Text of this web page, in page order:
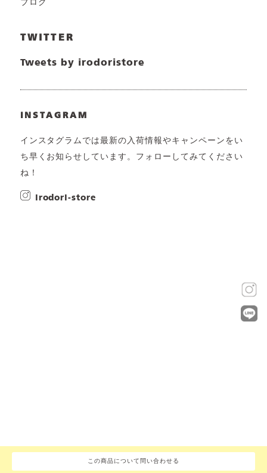
この商品について問い合わせる
ブログ
TWITTER
Tweets by irodoristore
INSTAGRAM
インスタグラムでは最新の入荷情報やキャンペーンをい
ち早くお知らせしています。フォローしてみてください
ね！
irodori-store